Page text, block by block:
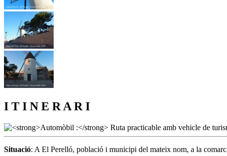
I T I N E R A R I
Situació: A El Perelló, població i municipi del mateix nom, a la